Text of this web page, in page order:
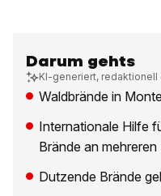
Darum gehts
KI-generiert,
Waldbrände in
Internationale Hilfe
Brände an mehreren
Dutzende Brände